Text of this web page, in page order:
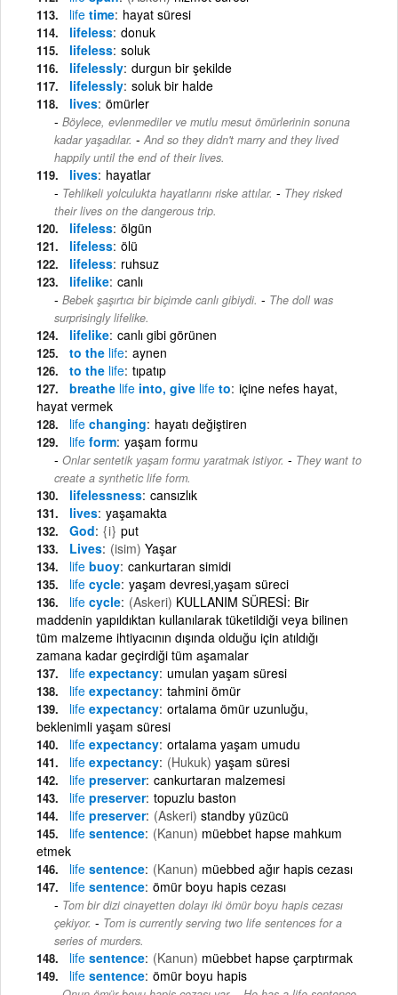
life time hayat süresi
lifeless donuk
lifeless soluk
lifelessly durgun bir şekilde
lifelessly soluk bir halde
lives ömürler
Böylece, evlenmediler ve mutlu mesut ömürlerinin sonuna
kadar yaşadılar. - And so they didn't marry and they lived
happily until the end of their lives.
lives hayatlar
Tehlikeli yolculukta hayatlarını riske attılar. - They risked
their lives on the dangerous trip.
lifeless ölgün
lifeless ölü
lifeless ruhsuz
lifelike canlı
Bebek şaşırtıcı bir biçimde canlı gibiydi. - The doll was
surprisingly lifelike.
lifelike canlı gibi görünen
to the life aynen
to the life tıpatıp
breathe life into, give life to içine nefes hayat,
hayat vermek
life changing hayatı değiştiren
life form yaşam formu
Onlar sentetik yaşam formu yaratmak istiyor. - They want to
create a synthetic life form.
lifelessness cansızlık
lives yaşamakta
God {i} put
Lives (isim) Yaşar
life buoy cankurtaran simidi
life cycle yaşam devresi,yaşam süreci
life cycle (Askeri) KULLANIM SÜRESİ: Bir
maddenin yapıldıktan kullanılarak tüketildiği veya bilinen
tüm malzeme ihtiyacının dışında olduğu için atıldığı
zamana kadar geçirdiği tüm aşamalar
life expectancy umulan yaşam süresi
life expectancy tahmini ömür
life expectancy ortalama ömür uzunluğu,
beklenimli yaşam süresi
life expectancy ortalama yaşam umudu
life expectancy (Hukuk) yaşam süresi
life preserver cankurtaran malzemesi
life preserver topuzlu baston
life preserver (Askeri) standby yüzücü
life sentence (Kanun) müebbet hapse mahkum
etmek
life sentence (Kanun) müebbed ağır hapis cezası
life sentence ömür boyu hapis cezası
Tom bir dizi cinayetten dolayı iki ömür boyu hapis cezası
çekiyor. - Tom is currently serving two life sentences for a
series of murders.
life sentence (Kanun) müebbet hapse çarptırmak
life sentence ömür boyu hapis